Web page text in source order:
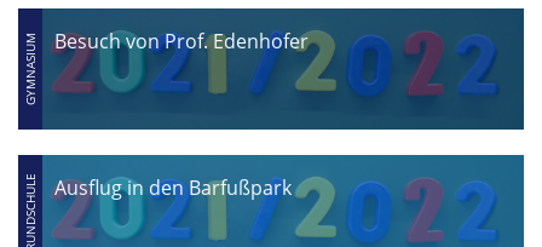
Besuch von Prof. Edenhofer
Ausflug in den Barfußpark